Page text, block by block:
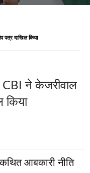
पत्र दाखिल किया
CBI ने केजरीवाल
किया
आबकारी नीति